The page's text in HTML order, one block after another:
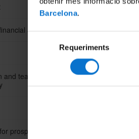
Barcelona.
consentiment
Requeriments
aid
teaching
prospective students